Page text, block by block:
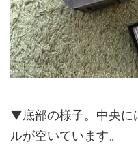
▼底部の様子。中央に
ルが空いています。